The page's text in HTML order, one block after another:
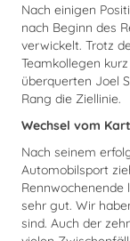
Nach einigen
nach Beginn des
verwickelt. Trotz
Teamkollegen
überquerten Joel
Rang die Ziellinie.
Wechsel vom
Nach seinem
Automobilsport
sehr gut. Wir
sind. Auch der